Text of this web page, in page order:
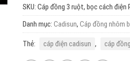
SKU: Cáp đồng 3 ruột, bọc cách điện
Danh mục: Cadisun, Cáp đồng nhôm
Thẻ: cáp điện cadisun , cáp